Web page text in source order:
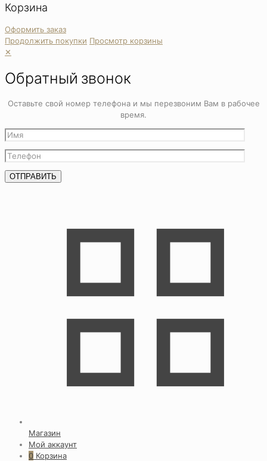
Корзина
Оформить заказ
Продолжить покупки Просмотр корзины
✕
Обратный звонок
Оставьте свой номер телефона и мы перезвоним Вам в рабочее
время.
Магазин
Мой аккаунт
0 Корзина